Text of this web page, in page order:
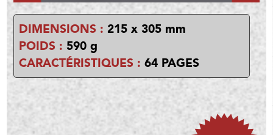
DIMENSIONS : 215 x 305 mm
POIDS : 590 g
CARACTÉRISTIQUES : 64 PAGES